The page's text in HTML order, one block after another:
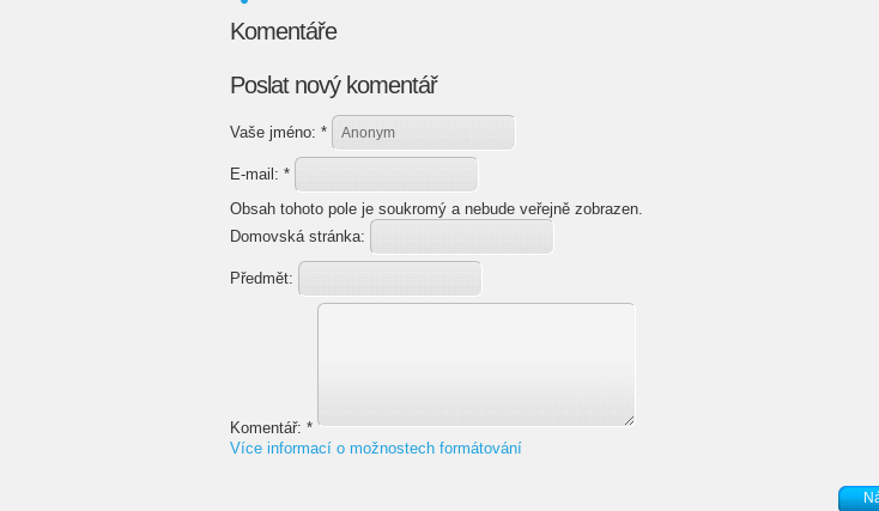
Komentáře
Poslat nový komentář
Vaše jméno: *
E-mail: *
Obsah tohoto pole je soukromý a nebude veřejně zobrazen.
Domovská stránka:
Předmět:
Komentář: *
Více informací o možnostech formátování